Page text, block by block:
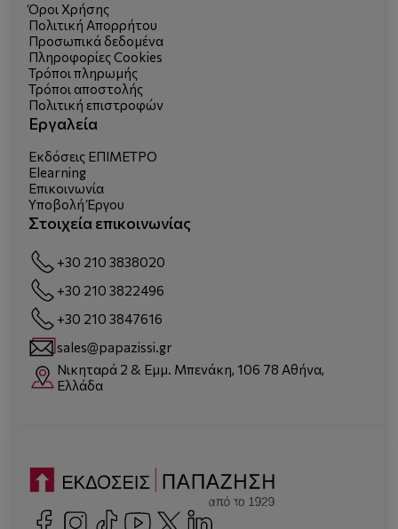
Όροι Χρήσης
Πολιτική Απορρήτου
Προσωπικά δεδομένα
Πληροφορίες Cookies
Τρόποι πληρωμής
Τρόποι αποστολής
Πολιτική επιστροφών
Εργαλεία
Εκδόσεις ΕΠΙΜΕΤΡΟ
Elearning
Επικοινωνία
Υποβολή Έργου
Στοιχεία επικοινωνίας
+30 210 3838020
+30 210 3822496
+30 210 3847616
sales@papazissi.gr
Νικηταρά 2 & Εμμ. Μπενάκη, 106 78 Αθήνα,
Ελλάδα